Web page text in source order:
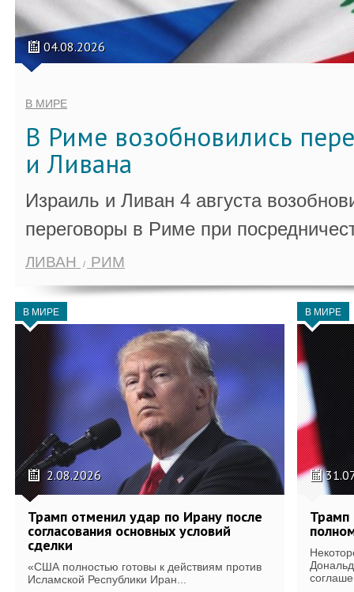
04.08.2026
В МИРЕ
В Риме возобновились
и Ливана
Израиль и Ливан 4 августа
переговоры в Риме при
ЛИВАН РИМ
В МИРЕ
2.08.2026
Трамп отменил удар по Ирану после
согласования основных условий
сделки
«США полностью готовы к действиям против
Исламской Республики Иран...
В МИРЕ
Трамп